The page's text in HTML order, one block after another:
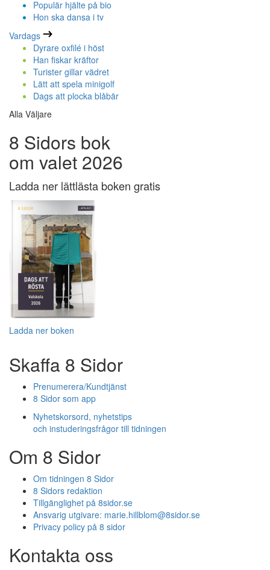
Populär hjälte på bio
Hon ska dansa i tv
Vardags
Dyrare oxfilé i höst
Han fiskar kräftor
Turister gillar vädret
Lätt att spela minigolf
Dags att plocka blåbär
Alla Väljare
8 Sidors bok
om valet 2026
Ladda ner lättlästa boken gratis
Ladda ner boken
Skaffa 8 Sidor
Prenumerera/Kundtjänst
8 Sidor som app
Nyhetskorsord, nyhetstips
och instuderingsfrågor till tidningen
Om 8 Sidor
Om tidningen 8 Sidor
8 Sidors redaktion
Tillgänglighet på 8sidor.se
Ansvarig utgivare: marie.hillblom@8sidor.se
Privacy policy på 8 sidor
Kontakta oss